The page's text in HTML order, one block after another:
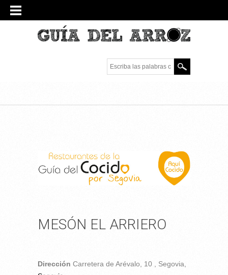
Escriba las palabras
clave.
MESÓN EL ARRIERO
Dirección Carretera de Arévalo, 10 , Segovia,